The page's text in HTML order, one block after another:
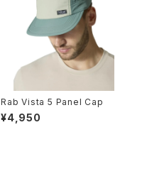
Rab Vista 5 Panel Cap
¥4,950